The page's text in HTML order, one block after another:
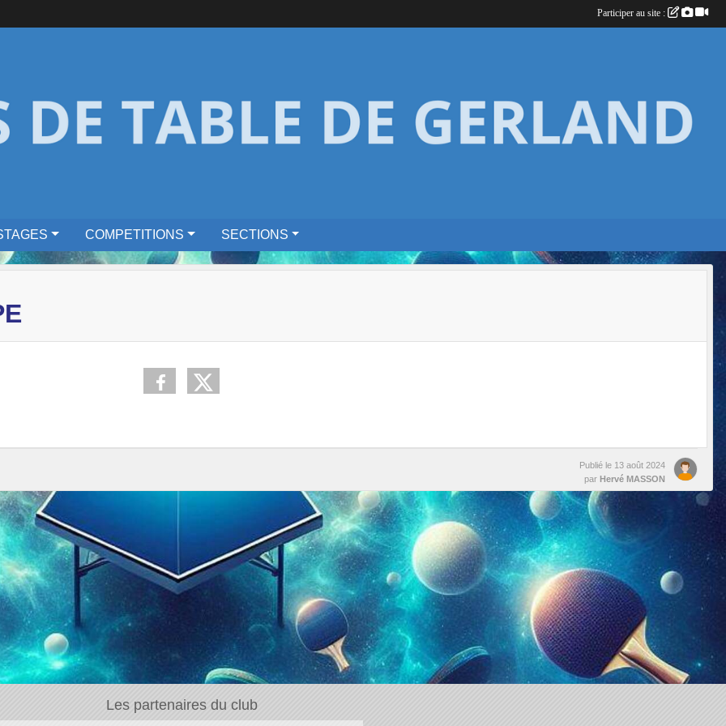
COMPETITIONS SECTIONS
Publié le 13 août 2024
par Hervé MASSON
Les partenaires du club
Participer au site :